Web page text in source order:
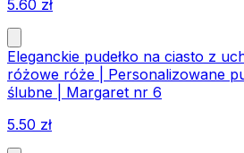
5.60 zł
Eleganckie pudełko na ciasto z
różowe róże | Personalizowane
ślubne | Margaret nr 6
5.50 zł